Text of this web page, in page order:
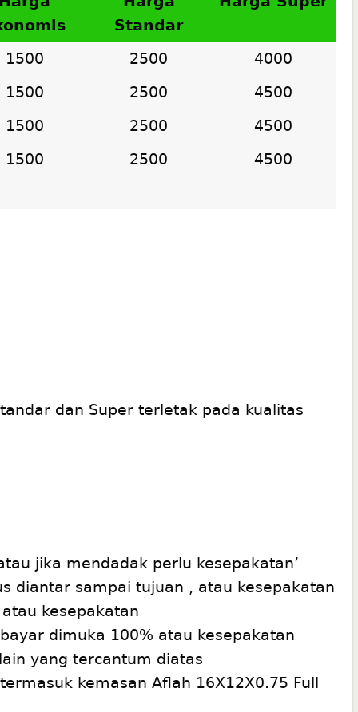
Standar
1500 2500
4000
1500
2500
4500
1500
2500
4500
1500
2500 4500
dan Super terletak pada kualitas
jika mendadak perlu kesepakatan’
diantar sampai tujuan , atau kesepakatan
kesepakatan
dimuka 100% atau kesepakatan
yang tercantum diatas
kemasan Aflah 16X12X0.75 Full